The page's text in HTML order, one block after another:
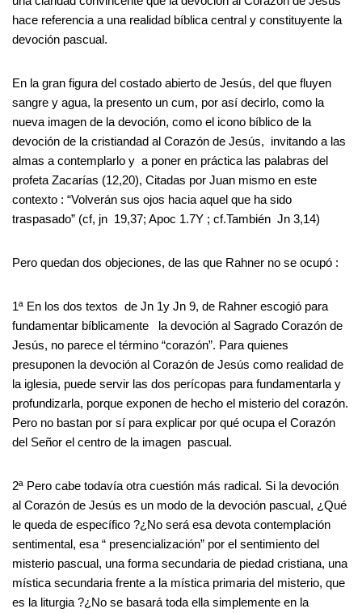
hace referencia a una realidad bíblica central y constituyente la
devoción pascual.
En la gran figura del costado abierto de Jesús, del que fluyen
sangre y agua, la presento un cum, por así decirlo, como la
nueva imagen de la devoción, como el icono bíblico de la
devoción de la cristiandad al Corazón de Jesús, invitando a las
almas a contemplarlo y a poner en práctica las palabras del
profeta Zacarías (12,20), Citadas por Juan mismo en este
contexto : “Volverán sus ojos hacia aquel que ha sido
traspasado” (cf, jn 19,37; Apoc 1.7Y ; cf.También Jn 3,14)
Pero quedan dos objeciones, de las que Rahner no se ocupó :
1ª En los dos textos de Jn 1y Jn 9, de Rahner escogió para
fundamentar bíblicamente la devoción al Sagrado Corazón de
Jesús, no parece el término “corazón”. Para quienes
presuponen la devoción al Corazón de Jesús como realidad de
la iglesia, puede servir las dos perícopas para fundamentarla y
profundizarla, porque exponen de hecho el misterio del corazón.
Pero no bastan por sí para explicar por qué ocupa el Corazón
del Señor el centro de la imagen pascual.
2ª Pero cabe todavía otra cuestión más radical. Si la devoción
al Corazón de Jesús es un modo de la devoción pascual, ¿Qué
le queda de específico ?¿No será esa devota contemplación
sentimental, esa “ presencialización” por el sentimiento del
misterio pascual, una forma secundaria de piedad cristiana, una
mística secundaria frente a la mística primaria del misterio, que
es la liturgia ?¿No se basará toda ella simplemente en la